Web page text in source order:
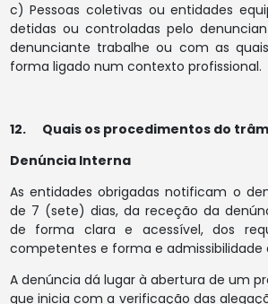
c) Pessoas coletivas ou entidades
detidas ou controladas pelo
denunciante trabalhe ou com as
forma ligado num contexto profissional.
12. Quais os procedimentos do
Denúncia Interna
As entidades obrigadas notificam o
de 7 (sete) dias, da receção da
de forma clara e acessível, dos
competentes e forma e admissibilidade
A denúncia dá lugar à abertura de um
que inicia com a verificação das